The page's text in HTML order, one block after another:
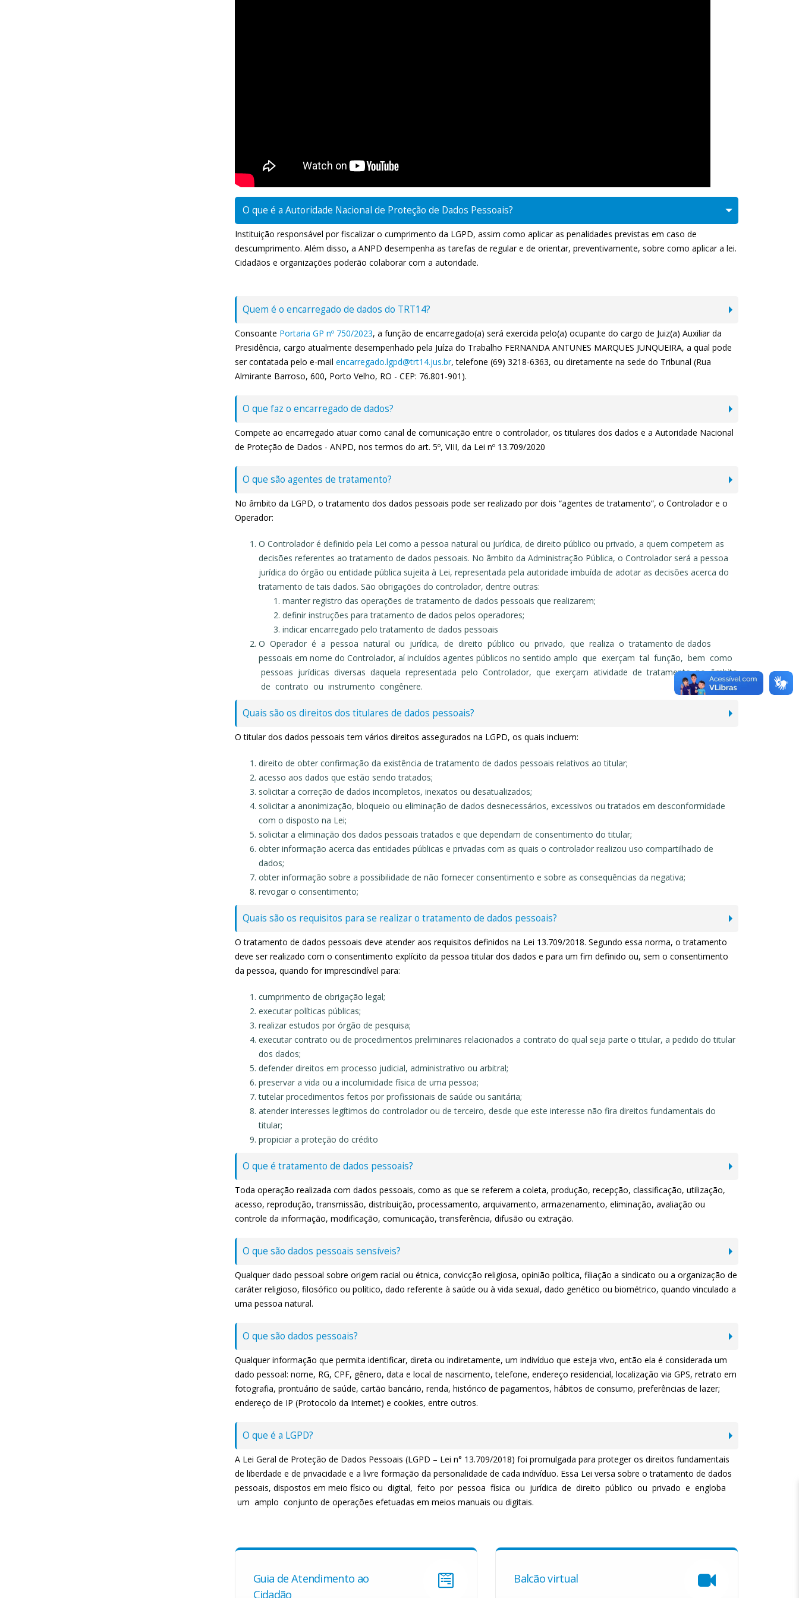
O que é a Autoridade Nacional de Proteção de Dados Pessoais?
Instituição responsável por fiscalizar o cumprimento da LGPD, assim como aplicar as penalidades previstas em caso de
descumprimento. Além disso, a ANPD desempenha as tarefas de regular e de orientar, preventivamente, sobre como aplicar a lei.
Cidadãos e organizações poderão colaborar com a autoridade.
Quem é o encarregado de dados do TRT14?
Consoante Portaria GP nº 750/2023, a função de encarregado(a) será exercida pelo(a) ocupante do cargo de Juiz(a) Auxiliar da
Presidência, cargo atualmente desempenhado pela Juíza do Trabalho FERNANDA ANTUNES MARQUES JUNQUEIRA, a qual pode
ser contatada pelo e-mail encarregado.lgpd@trt14.jus.br, telefone (69) 3218-6363, ou diretamente na sede do Tribunal (Rua
Almirante Barroso, 600, Porto Velho, RO - CEP: 76.801-901).
O que faz o encarregado de dados?
Compete ao encarregado atuar como canal de comunicação entre o controlador, os titulares dos dados e a Autoridade Nacional
de Proteção de Dados - ANPD, nos termos do art. 5º, VIII, da Lei nº 13.709/2020
O que são agentes de tratamento?
No âmbito da LGPD, o tratamento dos dados pessoais pode ser realizado por dois “agentes de tratamento”, o Controlador e o
Operador:
O Controlador é definido pela Lei como a pessoa natural ou jurídica, de direito público ou privado, a quem competem as
decisões referentes ao tratamento de dados pessoais. No âmbito da Administração Pública, o Controlador será a pessoa
jurídica do órgão ou entidade pública sujeita à Lei, representada pela autoridade imbuída de adotar as decisões acerca do
tratamento de tais dados. São obrigações do controlador, dentre outras:
manter registro das operações de tratamento de dados pessoais que realizarem;
definir instruções para tratamento de dados pelos operadores;
indicar encarregado pelo tratamento de dados pessoais
O Operador é a pessoa natural ou jurídica, de direito público ou privado, que realiza o tratamento de dados
pessoais em nome do Controlador, aí incluídos agentes públicos no sentido amplo que exerçam tal função, bem como
pessoas jurídicas diversas daquela representada pelo Controlador, que exerçam atividade de tratamento no âmbito
de contrato ou instrumento congênere.
Quais são os direitos dos titulares de dados pessoais?
O titular dos dados pessoais tem vários direitos assegurados na LGPD, os quais incluem:
direito de obter confirmação da existência de tratamento de dados pessoais relativos ao titular;
acesso aos dados que estão sendo tratados;
solicitar a correção de dados incompletos, inexatos ou desatualizados;
solicitar a anonimização, bloqueio ou eliminação de dados desnecessários, excessivos ou tratados em desconformidade
com o disposto na Lei;
solicitar a eliminação dos dados pessoais tratados e que dependam de consentimento do titular;
obter informação acerca das entidades públicas e privadas com as quais o controlador realizou uso compartilhado de
dados;
obter informação sobre a possibilidade de não fornecer consentimento e sobre as consequências da negativa;
revogar o consentimento;
Quais são os requisitos para se realizar o tratamento de dados pessoais?
O tratamento de dados pessoais deve atender aos requisitos definidos na Lei 13.709/2018. Segundo essa norma, o tratamento
deve ser realizado com o consentimento explícito da pessoa titular dos dados e para um fim definido ou, sem o consentimento
da pessoa, quando for imprescindível para:
cumprimento de obrigação legal;
executar políticas públicas;
realizar estudos por órgão de pesquisa;
executar contrato ou de procedimentos preliminares relacionados a contrato do qual seja parte o titular, a pedido do titular
dos dados;
defender direitos em processo judicial, administrativo ou arbitral;
preservar a vida ou a incolumidade física de uma pessoa;
tutelar procedimentos feitos por profissionais de saúde ou sanitária;
atender interesses legítimos do controlador ou de terceiro, desde que este interesse não fira direitos fundamentais do
titular;
propiciar a proteção do crédito
O que é tratamento de dados pessoais?
Toda operação realizada com dados pessoais, como as que se referem a coleta, produção, recepção, classificação, utilização,
acesso, reprodução, transmissão, distribuição, processamento, arquivamento, armazenamento, eliminação, avaliação ou
controle da informação, modificação, comunicação, transferência, difusão ou extração.
O que são dados pessoais sensíveis?
Qualquer dado pessoal sobre origem racial ou étnica, convicção religiosa, opinião política, filiação a sindicato ou a organização de
caráter religioso, filosófico ou político, dado referente à saúde ou à vida sexual, dado genético ou biométrico, quando vinculado a
uma pessoa natural.
O que são dados pessoais?
Qualquer informação que permita identificar, direta ou indiretamente, um indivíduo que esteja vivo, então ela é considerada um
dado pessoal: nome, RG, CPF, gênero, data e local de nascimento, telefone, endereço residencial, localização via GPS, retrato em
fotografia, prontuário de saúde, cartão bancário, renda, histórico de pagamentos, hábitos de consumo, preferências de lazer;
endereço de IP (Protocolo da Internet) e cookies, entre outros.
O que é a LGPD?
A Lei Geral de Proteção de Dados Pessoais (LGPD – Lei n° 13.709/2018) foi promulgada para proteger os direitos fundamentais
de liberdade e de privacidade e a livre formação da personalidade de cada indivíduo. Essa Lei versa sobre o tratamento de dados
pessoais, dispostos em meio físico ou digital, feito por pessoa física ou jurídica de direito público ou privado e engloba
um amplo conjunto de operações efetuadas em meios manuais ou digitais.
Guia de Atendimento ao
Cidadão
Balcão virtual